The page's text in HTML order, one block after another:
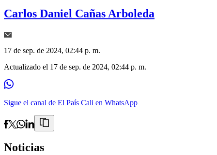
Carlos Daniel Cañas Arboleda
17 de sep. de 2024, 02:44 p. m.
Actualizado el 17 de sep. de 2024, 02:44 p. m.
Sigue el canal de El País Cali en WhatsApp
Noticias